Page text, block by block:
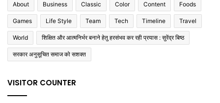
About Business Classic Color Content Foods
Games Life Style Team Tech Timeline Travel
World शिक्षित और आत्मनिर्भर बनाने हेतु हरसंभव कर रही प्रयास : सुरेंद्र बिष्ठ
सरकार अनुसूचित समाज को सशक्त
VISITOR COUNTER